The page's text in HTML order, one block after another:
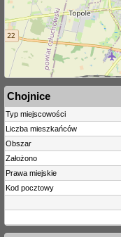
Chojnice
Typ miejscowości
Liczba mieszkańców
Obszar
Założono
Prawa miejskie
Kod pocztowy